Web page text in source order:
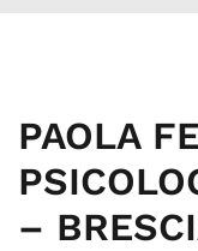
PAOLA
–